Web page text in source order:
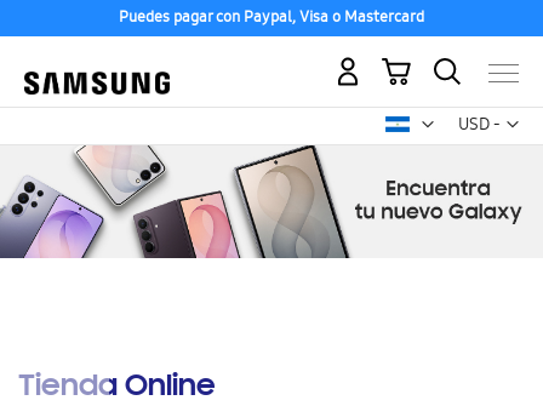
Puedes pagar con Paypal, Visa o Mastercard
USD -
dólar
Mi carrito
Tienda Online